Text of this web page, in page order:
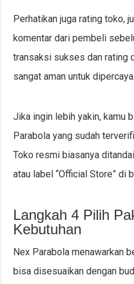
Perhatikan juga rating toko,
komentar dari pembeli
transaksi sukses dan rating
sangat aman untuk dipercaya.
Jika ingin lebih yakin, kamu
Parabola yang sudah
Toko resmi biasanya
atau label “Official Store” di
Langkah 4 Pilih
Kebutuhan
Nex Parabola menawarkan
bisa disesuaikan dengan